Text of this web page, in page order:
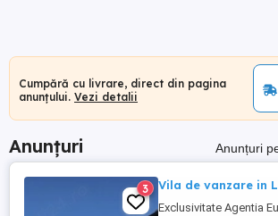
Cumpără cu livrare, direct din pagina
anunțului. Vezi detalii
Anunțuri Anunțuri
3 Vila de vanzare in
Exclusivitate Agentia